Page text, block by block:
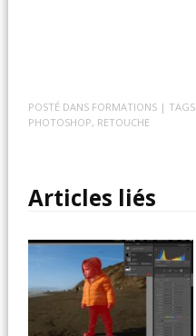
POSTÉ DANS FORMATIONS | TAGS
PHOTOSHOP, RETOUCHE
Articles liés